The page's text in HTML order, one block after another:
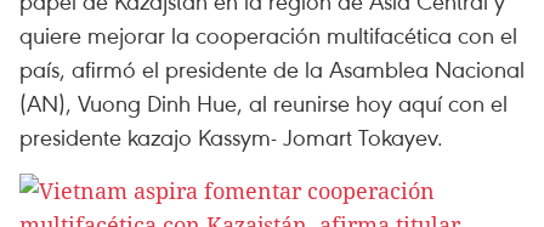
quiere mejorar la cooperación multifacética con el
país, afirmó el presidente de la Asamblea Nacional
(AN), Vuong Dinh Hue, al reunirse hoy aquí con el
presidente kazajo Kassym- Jomart Tokayev.